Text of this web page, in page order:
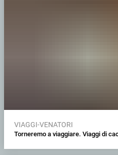
VIAGGI-VENATORI
Torneremo a viaggiare. Viaggi di